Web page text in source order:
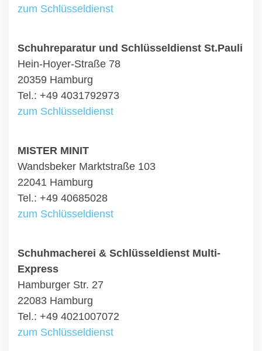
zum Schlüsseldienst
Schuhreparatur und Schlüsseldienst St.Pauli
Hein-Hoyer-Straße 78
20359 Hamburg
Tel.: +49 4031792973
zum Schlüsseldienst
MISTER MINIT
Wandsbeker Marktstraße 103
22041 Hamburg
Tel.: +49 40685028
zum Schlüsseldienst
Schuhmacherei & Schlüsseldienst Multi-
Express
Hamburger Str. 27
22083 Hamburg
Tel.: +49 4021007072
zum Schlüsseldienst